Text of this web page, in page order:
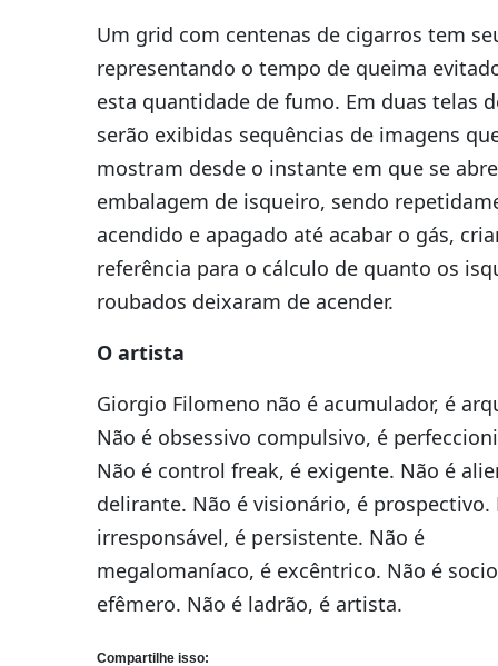
Um grid com centenas de cigarros tem
representando o tempo de queima
esta quantidade de fumo. Em duas telas
serão exibidas sequências de imagens
mostram desde o instante em que se
embalagem de isqueiro, sendo
acendido e apagado até acabar o gás,
referência para o cálculo de quanto os
roubados deixaram de acender.
O artista
Giorgio Filomeno não é acumulador, é
Não é obsessivo compulsivo, é
Não é control freak, é exigente. Não é
delirante. Não é visionário, é prospectivo.
irresponsável, é persistente. Não é
megalomaníaco, é excêntrico. Não é
efêmero. Não é ladrão, é artista.
Compartilhe isso: